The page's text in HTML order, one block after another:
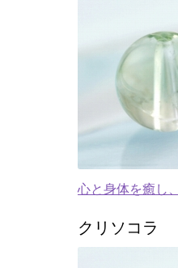
心と身体を癒し
クリソコラ